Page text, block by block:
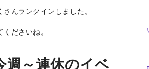
んランクインしました。
ださいね。
週～連休のイベ